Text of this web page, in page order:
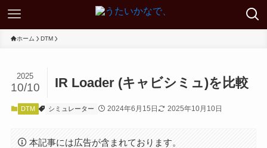
ホーム DTM
IR Loader (キャビシミュ)を比較
2025
10/10
DTM シミュレーター 2024年6月15日 2025年10月10日
本記事には広告が含まれております。